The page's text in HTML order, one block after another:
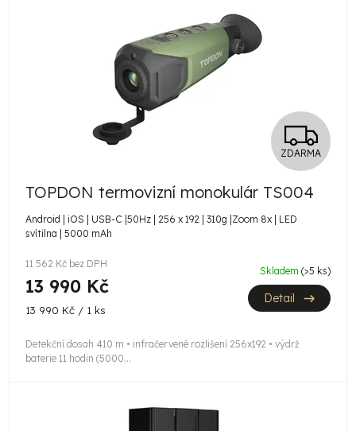
Z
D
M
A
ZDARMA
TOPDON termovizní monokulár TS004
Android | iOS | USB-C |50Hz | 256 x 192 | 310g |Zoom 8x | LED
svítilna | 5000 mAh
11 562 Kč bez DPH
13 990 Kč
Měrná
13 990 Kč / 1 ks
Skladem (>5 ks)
Detail
Detekční dosah 410 m • infračervené rozlišení 256x192 • výdrž
baterie 11 hodin (5000...